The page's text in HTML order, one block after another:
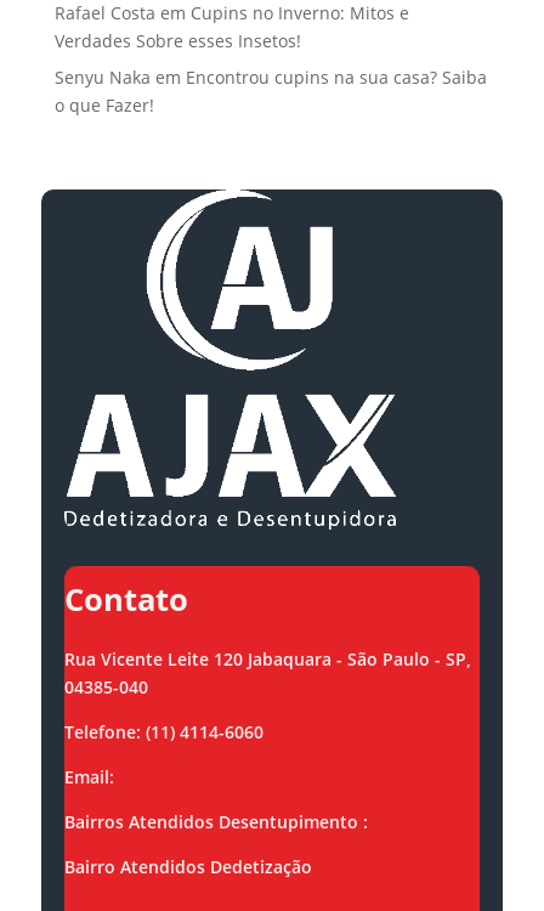
Rafael Costa em Cupins no Inverno: Mitos e
Verdades Sobre esses Insetos!
Senyu Naka em Encontrou cupins na sua casa? Saiba
o que Fazer!
Contato
Rua Vicente Leite 120 Jabaquara - São Paulo - SP,
04385-040
Telefone: (11) 4114-6060
Email:
Bairros Atendidos Desentupimento :
Bairro Atendidos Dedetização